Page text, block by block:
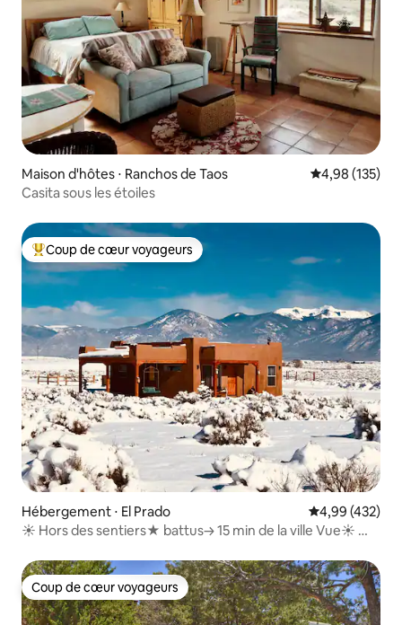
Maison d'hôtes ⋅ Ranchos de Taos Évaluation
4,98 (135)
Casita sous les étoiles
Coups de cœur voyageurs les plus appréciés
Coup de cœur voyageurs
Hébergement ⋅ El Prado Évaluation
4,99 (432)
☀︎ Hors des sentiers★ battus→ 15 min de la ville Vue☀ ︎
Coup de cœur voyageurs
Coup de cœur voyageurs